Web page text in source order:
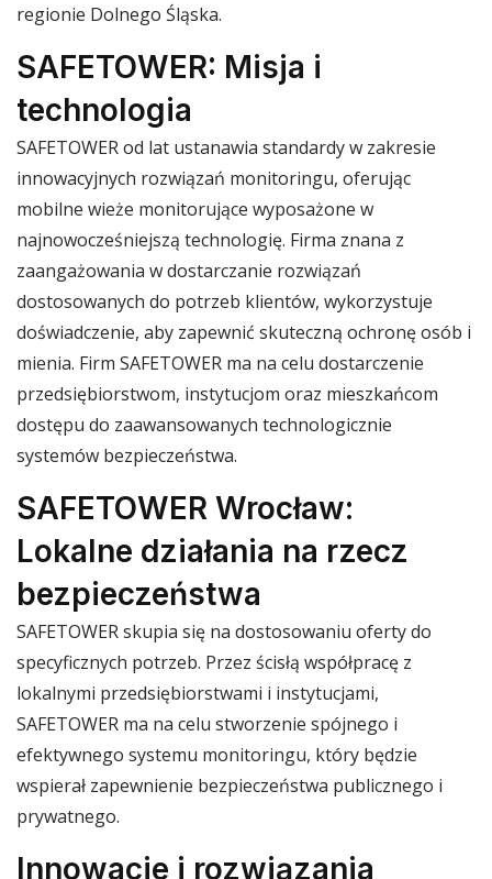
regionie Dolnego Śląska.
SAFETOWER: Misja i
technologia
SAFETOWER od lat ustanawia standardy w zakresie
innowacyjnych rozwiązań monitoringu, oferując
mobilne wieże monitorujące wyposażone w
najnowocześniejszą technologię. Firma znana z
zaangażowania w dostarczanie rozwiązań
dostosowanych do potrzeb klientów, wykorzystuje
doświadczenie, aby zapewnić skuteczną ochronę osób i
mienia. Firm SAFETOWER ma na celu dostarczenie
przedsiębiorstwom, instytucjom oraz mieszkańcom
dostępu do zaawansowanych technologicznie
systemów bezpieczeństwa.
SAFETOWER Wrocław:
Lokalne działania na rzecz
bezpieczeństwa
SAFETOWER skupia się na dostosowaniu oferty do
specyficznych potrzeb. Przez ścisłą współpracę z
lokalnymi przedsiębiorstwami i instytucjami,
SAFETOWER ma na celu stworzenie spójnego i
efektywnego systemu monitoringu, który będzie
wspierał zapewnienie bezpieczeństwa publicznego i
prywatnego.
Innowacje i rozwiązania